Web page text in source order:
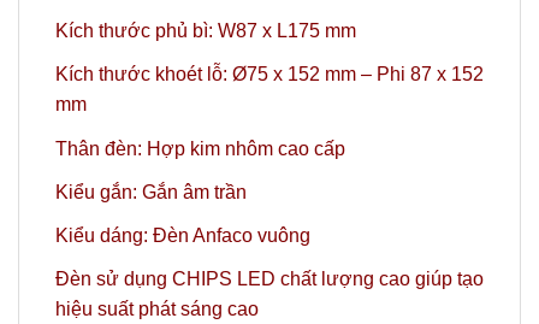
Kích thước phủ bì: W87 x L175 mm
Kích thước khoét lỗ: Ø75 x 152 mm – Phi 87 x 152
mm
Thân đèn: Hợp kim nhôm cao cấp
Kiểu gắn: Gắn âm trần
Kiểu dáng: Đèn Anfaco vuông
Đèn sử dụng CHIPS LED chất lượng cao giúp tạo
hiệu suất phát sáng cao